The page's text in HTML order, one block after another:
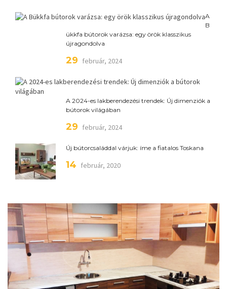
A
B
ükkfa bútorok varázsa: egy örök klasszikus
újragondolva
29 február, 2024
A 2024-es lakberendezési trendek: Új dimenziók a
bútorok világában
29 február, 2024
Új bútorcsaláddal várjuk: íme a fiatalos Toskana
14 február, 2020